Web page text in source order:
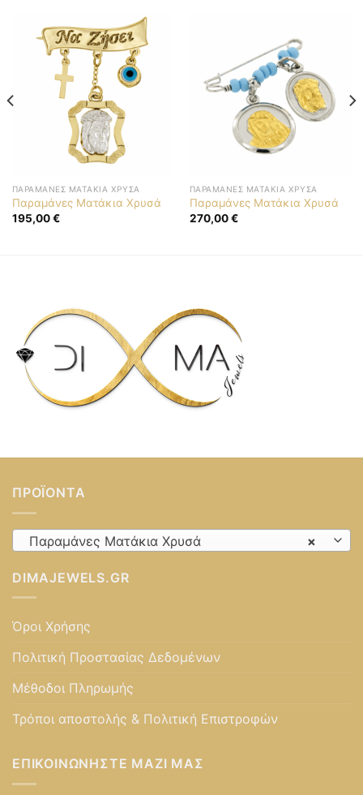
ΠΑΡΑΜΆΝΕΣ ΜΑΤΆΚΙΑ ΧΡΥΣΆ
Παραμάνες Ματάκια Χρυσά
195,00€
ΠΑΡΑΜΆΝΕΣ ΜΑΤΆΚΙΑ ΧΡΥΣΆ
Παραμάνες Ματάκια Χρυσά
270,00€
ΠΡΟΪΌΝΤΑ
×
Παραμάνες Ματάκια Χρυσά
DIMAJEWELS.GR
Όροι Χρήσης
Πολιτική Προστασίας Δεδομένων
Μέθοδοι Πληρωμής
Τρόποι αποστολής & Πολιτική Επιστροφών
ΕΠΙΚΟΙΝΩΝΉΣΤΕ ΜΑΖΊ ΜΑΣ